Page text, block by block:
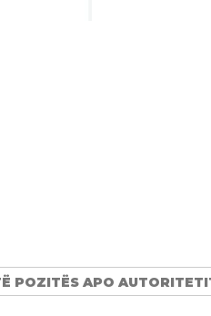
POZITËS APO